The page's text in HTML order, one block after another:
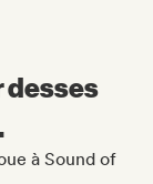
desses
à Sound of